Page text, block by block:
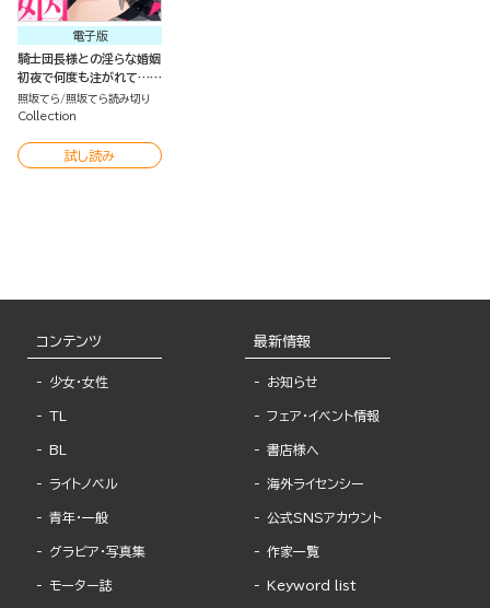
電子版
騎士団長様との淫らな婚姻
初夜で何度も注がれて…っ
（単話版）
照坂てら
照坂てら読み切り
Collection
試し読み
コンテンツ
少女・女性
TL
BL
ライトノベル
青年・一般
グラビア・写真集
モーター誌
最新情報
お知らせ
フェア・イベント情報
書店様へ
海外ライセンシー
公式SNSアカウント
作家一覧
Keyword list